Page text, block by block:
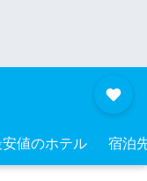
値のホテル 宿泊